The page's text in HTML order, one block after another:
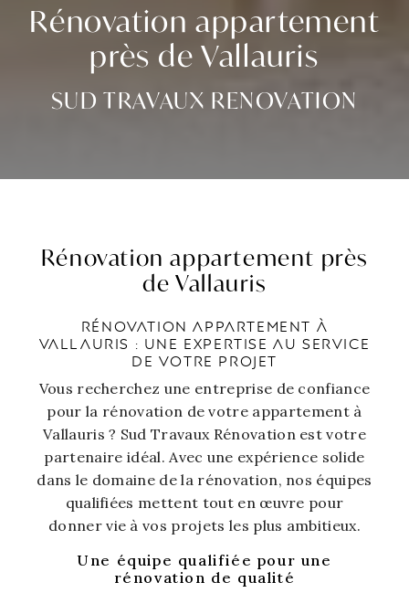
Rénovation appartement
près de Vallauris
SUD TRAVAUX RENOVATION
Rénovation appartement près
de Vallauris
RÉNOVATION APPARTEMENT À
VALLAURIS : UNE EXPERTISE AU SERVICE
DE VOTRE PROJET
Vous recherchez une entreprise de confiance
pour la rénovation de votre appartement à
Vallauris ? Sud Travaux Rénovation est votre
partenaire idéal. Avec une expérience solide
dans le domaine de la rénovation, nos équipes
qualifiées mettent tout en œuvre pour
donner vie à vos projets les plus ambitieux.
Une équipe qualifiée pour une
rénovation de qualité